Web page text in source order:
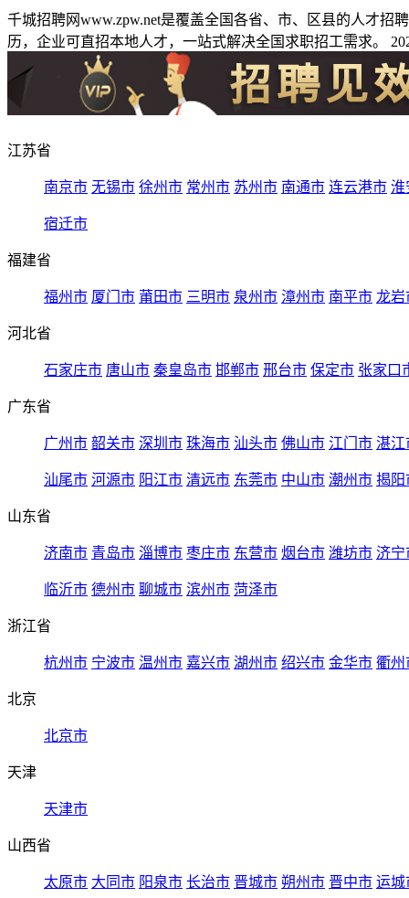
千城招聘网www.zpw.net是覆盖全国各省、市、区县的人才
历，企业可直招本地人才，一站式解决全国求职招工需求。
江苏省
南京市 无锡市 徐州市 常州市 苏州市 南通市 连云港市 淮
宿迁市
福建省
福州市 厦门市 莆田市 三明市 泉州市 漳州市 南平市 龙岩
河北省
石家庄市 唐山市 秦皇岛市 邯郸市 邢台市 保定市 张家口
广东省
广州市 韶关市 深圳市 珠海市 汕头市 佛山市 江门市 湛江
汕尾市 河源市 阳江市 清远市 东莞市 中山市 潮州市 揭阳
山东省
济南市 青岛市 淄博市 枣庄市 东营市 烟台市 潍坊市 济宁
临沂市 德州市 聊城市 滨州市 菏泽市
浙江省
杭州市 宁波市 温州市 嘉兴市 湖州市 绍兴市 金华市 衢州
北京
北京市
天津
天津市
山西省
太原市 大同市 阳泉市 长治市 晋城市 朔州市 晋中市 运城